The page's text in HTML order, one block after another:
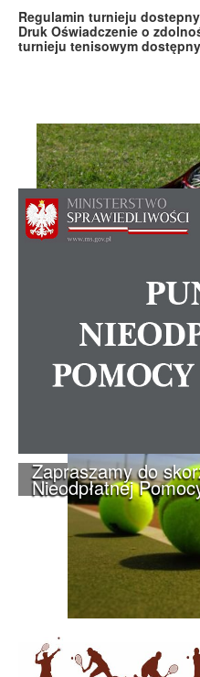
Zapraszamy do
Nieodpłatnej
Regulamin turnieju dostepny
Druk Oświadczenie o
turnieju tenisowym dostępny